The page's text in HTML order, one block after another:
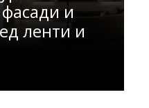
и
ленти и